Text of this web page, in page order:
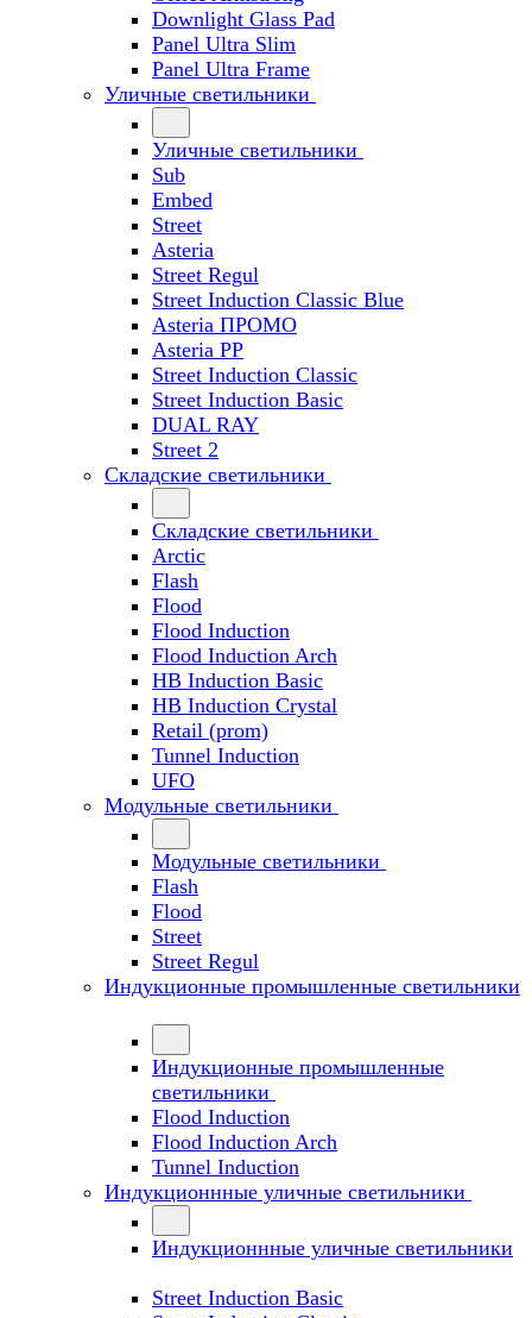
Downlight Glass Pad
Panel Ultra Slim
Panel Ultra Frame
Уличные светильники
Уличные светильники
Sub
Embed
Street
Asteria
Street Regul
Street Induction Classic Blue
Asteria ПРОМО
Asteria PP
Street Induction Classic
Street Induction Basic
DUAL RAY
Street 2
Складские светильники
Складские светильники
Arctic
Flash
Flood
Flood Induction
Flood Induction Arch
HB Induction Basic
HB Induction Crystal
Retail (prom)
Tunnel Induction
UFO
Модульные светильники
Модульные светильники
Flash
Flood
Street
Street Regul
Индукционные промышленные светильники
Индукционные промышленные
светильники
Flood Induction
Flood Induction Arch
Tunnel Induction
Индукционнные уличные светильники
Индукционнные уличные светильники
Street Induction Basic